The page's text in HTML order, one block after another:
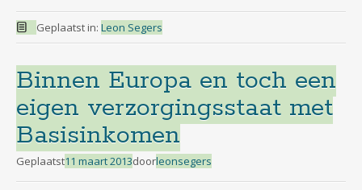
Geplaatst in: Leon Segers
Binnen Europa en toch een
eigen verzorgingsstaat met
Basisinkomen
Geplaatst11 maart 2013doorleonsegers